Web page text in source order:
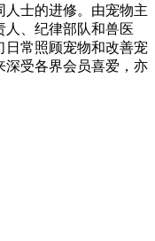
士的进修。由宠物主
人、纪律部队和兽医
日常照顾宠物和改善宠
深受各界会员喜爱，亦